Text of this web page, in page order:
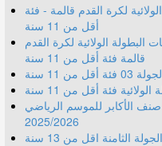
(05) - البطولة الولائية لكرة القدم قالمة - فئة
أقل من 11 سنة
(04) من منافسات البطولة الولائية لكرة القدم
قالمة فئة أقل من 11 سنة
من 11 سنة
فئة أقل من 11 سنة
- صنف الأكابر للموسم الرياضي
2025/2026
الجولة الثامنة اقل من 13 سنة